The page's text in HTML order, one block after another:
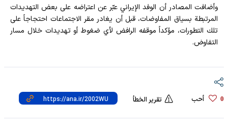
وأضافت المصادر أن الوفد الإيراني عبّر عن اعتراضه على بعض التهديدات
المرتبطة بسياق المفاوضات، قبل أن يغادر مقر الاجتماعات احتجاجاً على
تلك التطورات، مؤكداً موقفه الرافض لأي ضغوط أو تهديدات خلال مسار
التفاوض.
0 أحب تقرير الخطأ